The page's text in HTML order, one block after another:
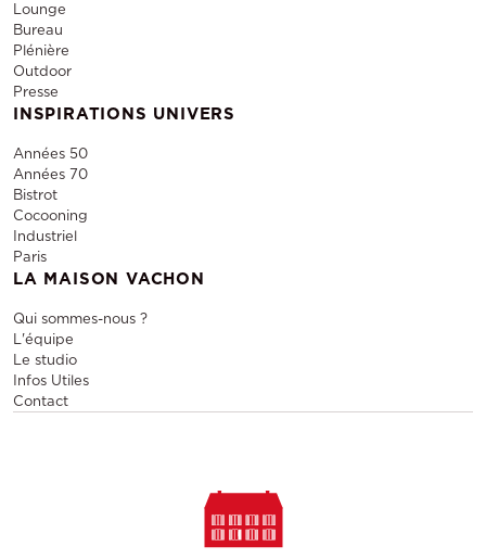
Lounge
Bureau
Plénière
Outdoor
Presse
INSPIRATIONS UNIVERS
Années 50
Années 70
Bistrot
Cocooning
Industriel
Paris
LA MAISON VACHON
Qui sommes-nous ?
L'équipe
Le studio
Infos Utiles
Contact